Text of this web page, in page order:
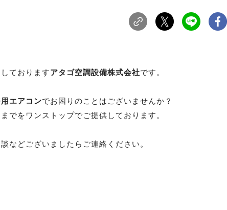
ておりますアタゴ空調設備株式会社です。
エアコンでお困りのことはございませんか？
でをワンストップでご提供しております。
などございましたらご連絡ください。